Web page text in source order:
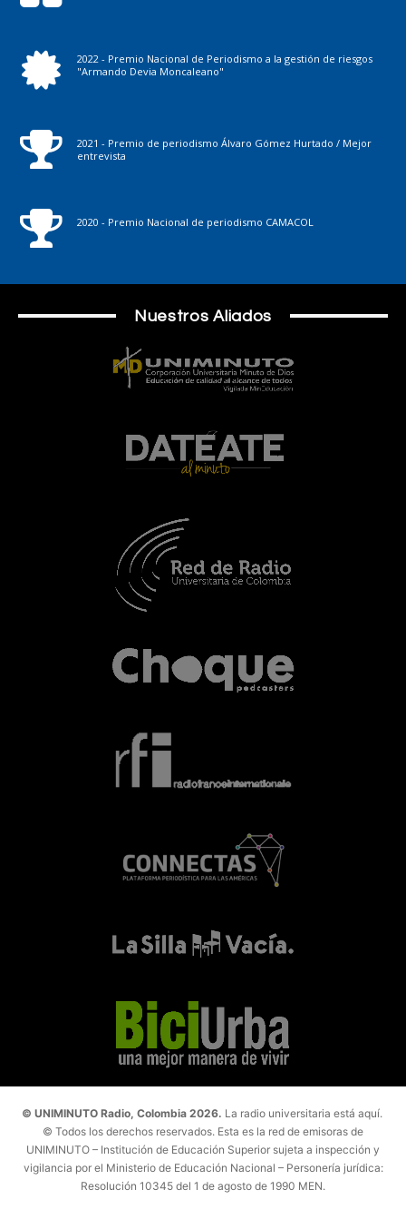
2022 - Premio Nacional de Periodismo a la gestión de riesgos
"Armando Devia Moncaleano"
2021 - Premio de periodismo Álvaro Gómez Hurtado / Mejor
entrevista
2020 - Premio Nacional de periodismo CAMACOL
Nuestros Aliados
© UNIMINUTO Radio, Colombia 2026. La radio universitaria está aquí.
© Todos los derechos reservados. Esta es la red de emisoras de
UNIMINUTO – Institución de Educación Superior sujeta a inspección y
vigilancia por el Ministerio de Educación Nacional – Personería jurídica:
Resolución 10345 del 1 de agosto de 1990 MEN.